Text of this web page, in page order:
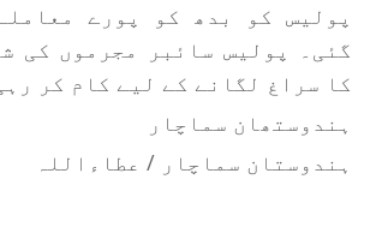
پولیس کو بدھ کو پورے
گئی۔ پولیس سائبر مجرموں کی
کا سراغ لگانے کے لیے کام کر
ہندوستھان سماچار
ہندوستان سماچار / عطاءاللہ